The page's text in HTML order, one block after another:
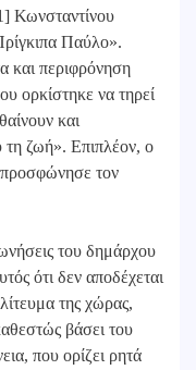
Κωνσταντίνου
Παύλο».
και περιφρόνηση
ορκίστηκε να τηρεί
και
ζωή». Επιπλέον, ο
τον
του δημάρχου
ότι δεν αποδέχεται
της χώρας,
βάσει του
που ορίζει ρητά